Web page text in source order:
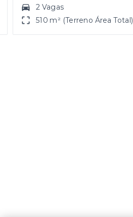
2 Vagas
510 m² (Terreno Área Total)